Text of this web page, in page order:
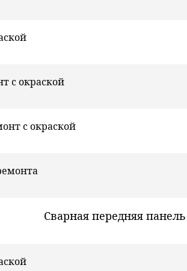
с окраской
с окраской
Сварная передняя панель